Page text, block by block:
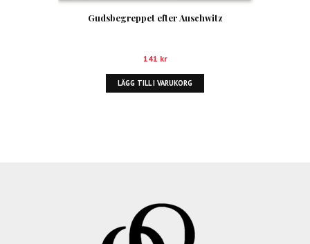
Gudsbegreppet efter Auschwitz
141 kr
LÄGG TILL I VARUKORG